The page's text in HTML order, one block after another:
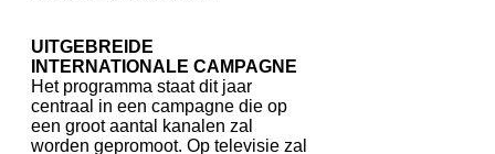
UITGEBREIDE
INTERNATIONALE CAMPAGNE
Het programma staat dit jaar
centraal in een campagne die op
een groot aantal kanalen zal
worden gepromoot. Op televisie zal